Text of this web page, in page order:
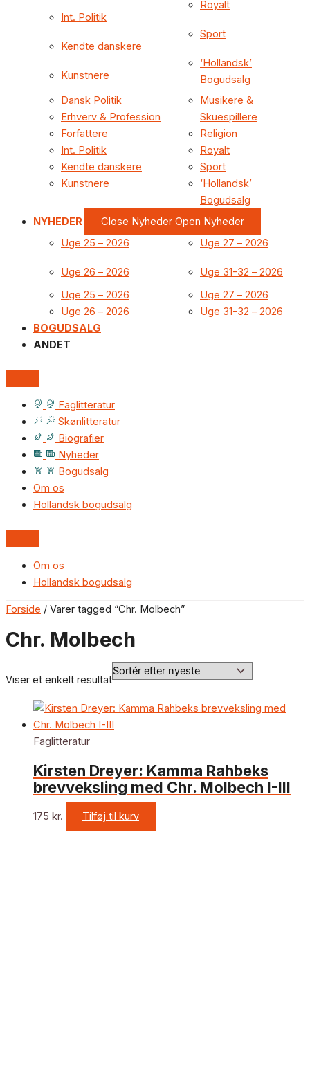
Int. Politik
Kendte danskere
Kunstnere
Royalt
Sport
‘Hollandsk’
Bogudsalg
Dansk Politik
Erhverv & Profession
Forfattere
Int. Politik
Kendte danskere
Kunstnere
Musikere &
Skuespillere
Religion
Royalt
Sport
‘Hollandsk’
Bogudsalg
NYHEDER
Close Nyheder Open Nyheder
Uge 25 – 2026
Uge 26 – 2026
Uge 27 – 2026
Uge 31-32 – 2026
Uge 25 – 2026
Uge 26 – 2026
Uge 27 – 2026
Uge 31-32 – 2026
BOGUDSALG
ANDET
Faglitteratur
Skønlitteratur
Biografier
Nyheder
Bogudsalg
Om os
Hollandsk bogudsalg
Om os
Hollandsk bogudsalg
Forside / Varer tagged “Chr. Molbech”
Chr. Molbech
Viser et enkelt resultat
Faglitteratur
Kirsten Dreyer: Kamma Rahbeks
brevveksling med Chr. Molbech I-III
175 kr. Tilføj til kurv